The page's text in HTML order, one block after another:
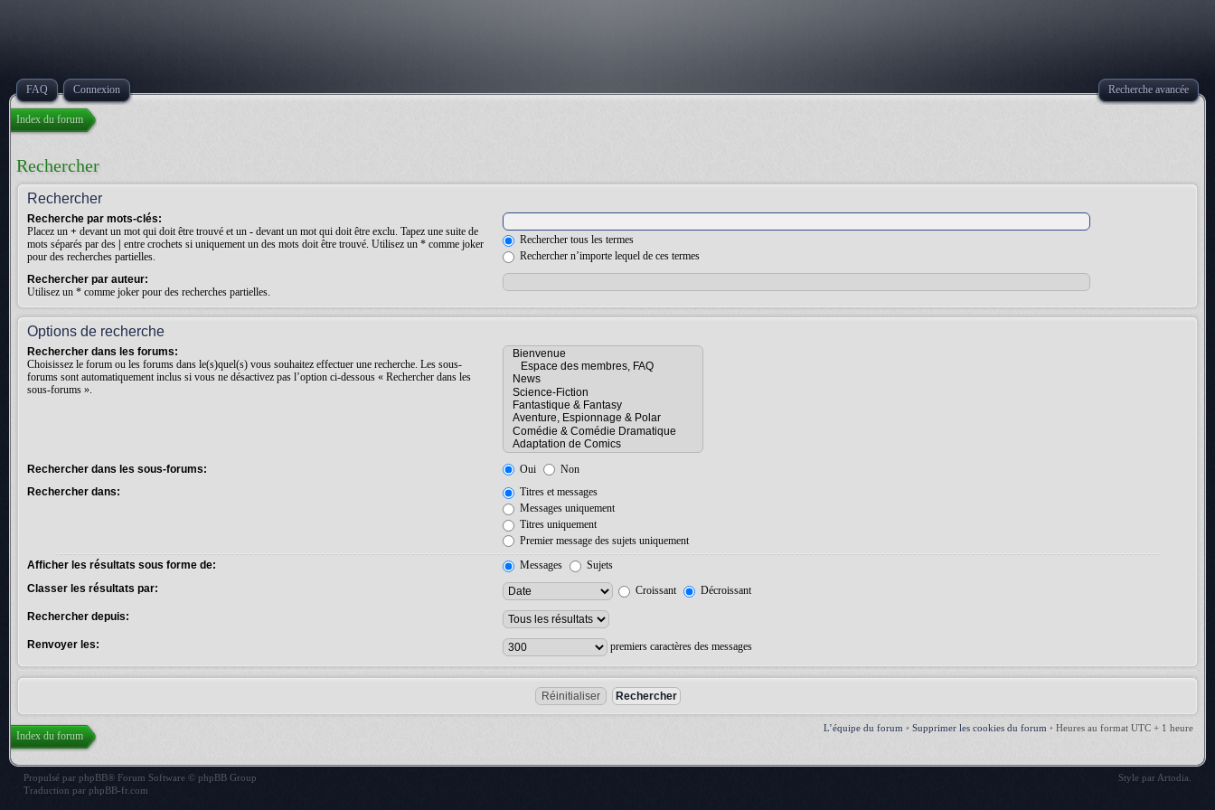
FAQ Connexion Recherche avancée
Index du forum
Rechercher
Rechercher
Recherche par mots-clés:
Placez un + devant un mot qui doit être trouvé et un - devant un mot qui doit être exclu. Tapez une suite de
mots séparés par des
entre crochets si uniquement un des mots doit être trouvé. Utilisez un * comme joker
pour des recherches partielles.
Rechercher tous les termes
Rechercher n’importe lequel de ces termes
Rechercher par auteur:
Utilisez un * comme joker pour des recherches partielles.
Options de recherche
Rechercher dans les forums:
Choisissez le forum ou les forums dans le(s)quel(s) vous souhaitez effectuer une recherche. Les sous-
forums sont automatiquement inclus si vous ne désactivez pas l’option ci-dessous « Rechercher dans les
sous-forums ».
Rechercher dans les sous-forums: Oui
Non
Rechercher dans:
Titres et messages
Messages uniquement
Titres uniquement
Premier message des sujets uniquement
Afficher les résultats sous forme de:
Messages
Sujets
Classer les résultats par:
Croissant Décroissant
Rechercher depuis:
Renvoyer les: premiers caractères des messages
L’équipe du forum • Supprimer les cookies du forum • Heures au format UTC + 1 heure
Index du forum
Propulsé par phpBB® Forum Software © phpBB Group
Traduction par phpBB-fr.com
Style par Artodia